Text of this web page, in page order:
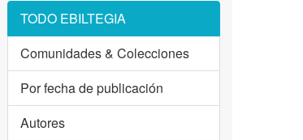
TODO EBILTEGIA
Comunidades & Colecciones
Por fecha de publicación
Autores